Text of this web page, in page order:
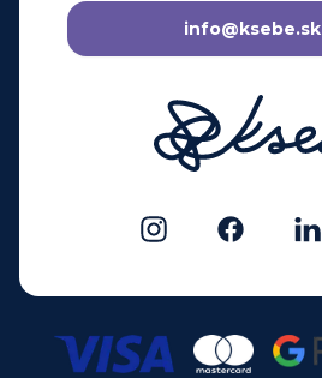
info@ksebe.sk